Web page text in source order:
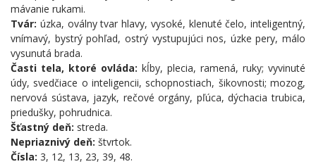
mávanie rukami.
Tvár: úzka, oválny tvar hlavy, vysoké, klenuté čelo, inteligentný,
vnímavý, bystrý pohľad, ostrý vystupujúci nos, úzke pery, málo
vysunutá brada.
Časti tela, ktoré ovláda: kĺby, plecia, ramená, ruky; vyvinuté
údy, svedčiace o inteligencii, schopnostiach, šikovnosti; mozog,
nervová sústava, jazyk, rečové orgány, pľúca, dýchacia trubica,
priedušky, pohrudnica.
Šťastný deň: streda.
Nepriaznivý deň: štvrtok.
Čísla: 3, 12, 13, 23, 39, 48.